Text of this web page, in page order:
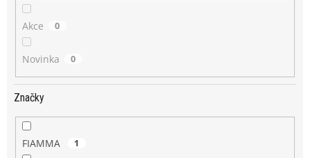
Akce 0
Novinka 0
Značky
FIAMMA 1